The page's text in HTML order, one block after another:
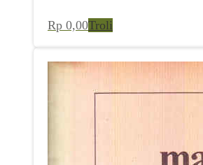
Rp 0,00Troli